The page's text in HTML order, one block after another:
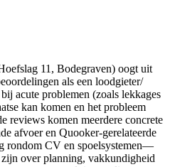
11, Bodegraven) oogt uit
als een loodgieter/
acute problemen (zoals lekkages
kan komen en het probleem
reviews komen meerdere concrete
afvoer en Quooker-gerelateerde
rondom CV en spoelsystemen—
over planning, vakkundigheid